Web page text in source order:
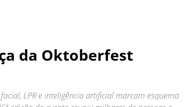
da Oktoberfest
LPR e inteligência artificial marcam esquema